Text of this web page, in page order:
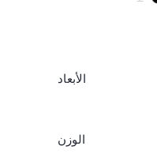
الأبعاد
الوزن